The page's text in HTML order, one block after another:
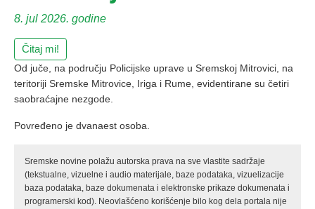
8. jul 2026. godine
Čitaj mi!
Od juče, na području Policijske uprave u Sremskoj Mitrovici, na
teritoriji Sremske Mitrovice, Iriga i Rume, evidentirane su četiri
saobraćajne nezgode.
Povređeno je dvanaest osoba.
Sremske novine polažu autorska prava na sve vlastite sadržaje
(tekstualne, vizuelne i audio materijale, baze podataka, vizuelizacije
baza podataka, baze dokumenata i elektronske prikaze dokumenata i
programerski kod). Neovlašćeno korišćenje bilo kog dela portala nije